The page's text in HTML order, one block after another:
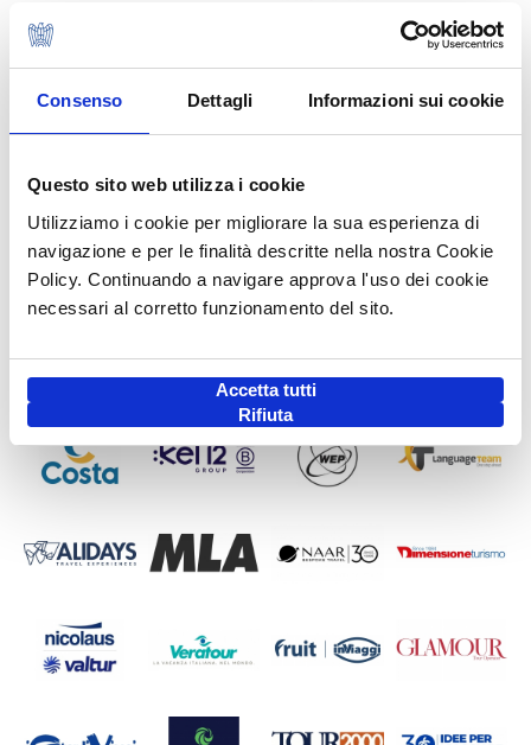
Consenso Dettagli Informazioni sui cookie
Questo sito web utilizza i cookie
Utilizziamo i cookie per migliorare la sua esperienza di
navigazione e per le finalità descritte nella nostra Cookie
Policy. Continuando a navigare approva l'uso dei cookie
necessari al corretto funzionamento del sito.
Accetta tutti
Rifiuta